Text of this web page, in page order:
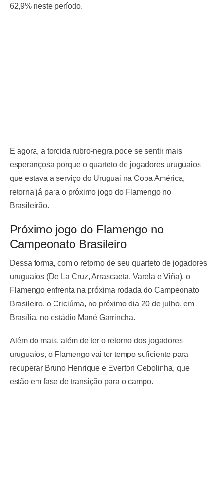
62,9% neste período.
E agora, a torcida rubro-negra pode se sentir mais
esperançosa porque o quarteto de jogadores uruguaios
que estava a serviço do Uruguai na Copa América,
retorna já para o próximo jogo do Flamengo no
Brasileirão.
Próximo jogo do Flamengo no
Campeonato Brasileiro
Dessa forma, com o retorno de seu quarteto de jogadores
uruguaios (De La Cruz, Arrascaeta, Varela e Viña), o
Flamengo enfrenta na próxima rodada do Campeonato
Brasileiro, o Criciúma, no próximo dia 20 de julho, em
Brasília, no estádio Mané Garrincha.
Além do mais, além de ter o retorno dos jogadores
uruguaios, o Flamengo vai ter tempo suficiente para
recuperar Bruno Henrique e Everton Cebolinha, que
estão em fase de transição para o campo.